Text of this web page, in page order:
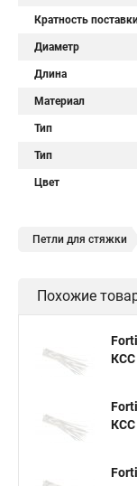
Кратность
Диаметр
Длина
Материал
Тип
Тип
Цвет
Петли для стяжки
Стяжки зажим
Стяжка alt
Стяжки для
Хомут стяжка это
Похожие
КСС
КСС